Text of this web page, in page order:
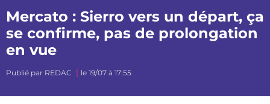
Mercato : Sierro vers un départ, ça
se confirme, pas de prolongation
en vue
Publié par REDAC le 19/07 à 17:55